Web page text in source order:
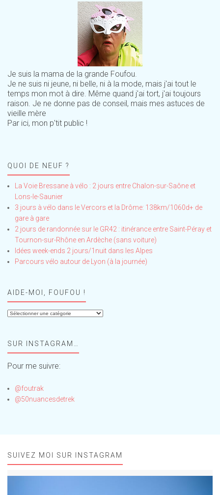
Je suis la mama de la grande Foufou.
Je ne suis ni jeune, ni belle, ni à la mode, mais j'ai tout le
temps mon mot à dire. Même quand j'ai tort, j'ai toujours
raison. Je ne donne pas de conseil, mais mes astuces de
vieille mère
Par ici, mon p'tit public !
QUOI DE NEUF ?
La Voie Bressane à vélo : 2 jours entre Chalon-sur-Saône et
Lons-le-Saunier
3 jours à vélo dans le Vercors et la Drôme: 138km/1060d+ de
gare à gare
2 jours de randonnée sur le GR42 : itinérance entre Saint-Péray et
Tournon-sur-Rhône en Ardèche (sans voiture)
Idées week-ends 2 jours/1nuit dans les Alpes
Parcours vélo autour de Lyon (à la journée)
AIDE-MOI, FOUFOU !
Aide-
!SUR INSTAGRAM…
Pour me suivre:
@foutrak
@50nuancesdetrek
SUIVEZ MOI SUR INSTAGRAM